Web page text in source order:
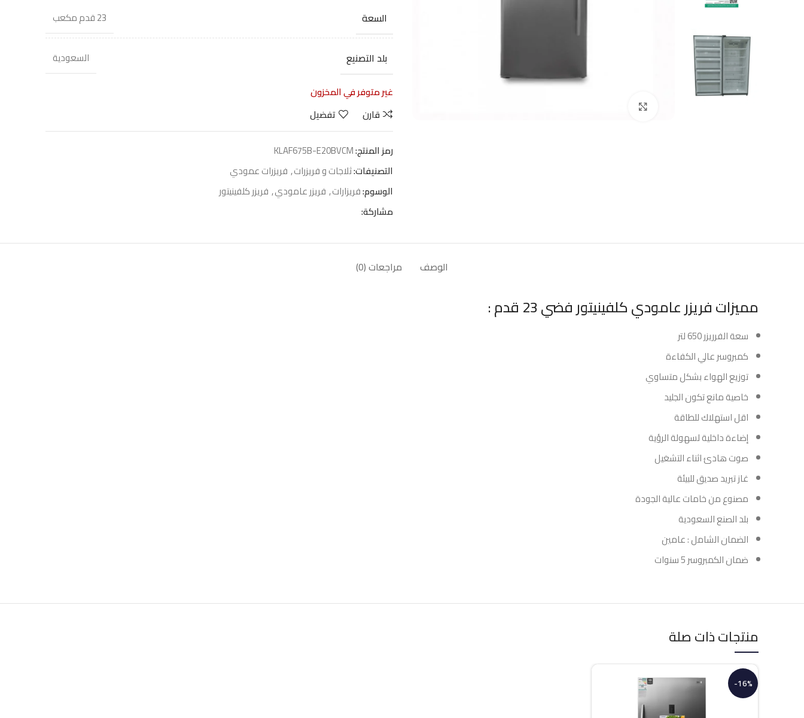
السعة 23 قدم مكعب
بلد التصنيع
السعودية
غير متوفر في المخزون
قارن
تفضيل
رمز المنتج:KLAF675B-E20BVCM
التصنيفات:ثلاجات و فريزرات, فريزرات عمودي
الوسوم:فريزارات, فريزر عامودي, فريزر كلفينيتور
مشاركة:
الوصف مراجعات (0)
مميزات فريزر عامودي كلفينيتور فضي 23 قدم :
سعة الفرريزر 650 لتر
كمبروسر عالي الكفاءة
توزيع الهواء بشكل متساوي
خاصية مانع تكون الجليد
اقل استهلاك للطاقة
إضاءة داخلية لسهولة الرؤية
صوت هادئ اثناء التشغيل
غاز تبريد صديق للبيئة
مصنوع من خامات عالية الجودة
بلد الصنع السعودية
الضمان الشامل : عامين
ضمان الكمبروسر 5 سنوات
منتجات ذات صلة
-16%